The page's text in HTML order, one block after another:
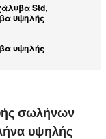
Std,
υψηλής
υψηλής
σωλήνων
υψηλής